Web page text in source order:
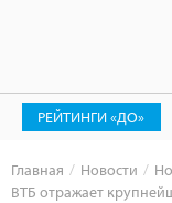
РЕЙТИНГИ «ДО»
Главная Новости
ВТБ отражает